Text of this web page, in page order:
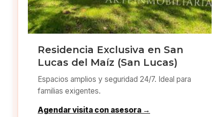
Residencia Exclusiva en San
Lucas del Maíz (San Lucas)
Espacios amplios y seguridad 24/7. Ideal para
familias exigentes.
Agendar visita con asesora →